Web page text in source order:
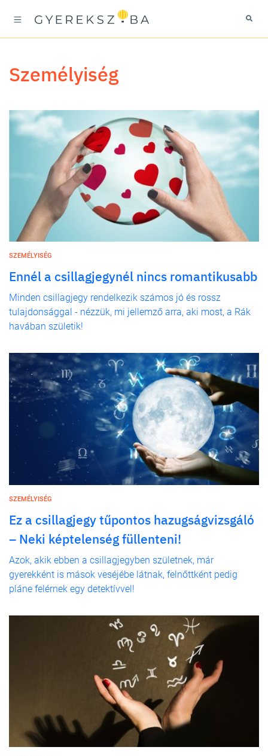
személyiség
SZEMÉLYISÉG
Ennél a csillagjegynél nincs romantikusabb
Minden csillagjegy rendelkezik számos jó és rossz
tulajdonsággal - nézzük, mi jellemző arra, aki most, a Rák
havában születik!
SZEMÉLYISÉG
Ez a csillagjegy tűpontos hazugságvizsgáló
– Neki képtelenség füllenteni!
Azok, akik ebben a csillagjegyben születnek, már
gyerekként is mások veséjébe látnak, felnőttként pedig
pláne felérnek egy detektívvel!